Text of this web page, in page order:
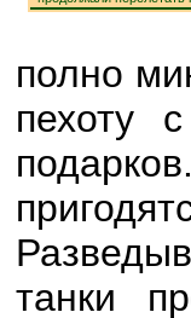
полно
пехоту
танки